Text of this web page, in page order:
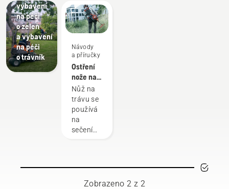
vybavení
na péči
o zeleň
a vybavení
na péči
o trávník
Návody
a příručky
Ostření
nože na
trávu
Nůž na
trávu se
používá
na
sečení
kterou
vyžínač
Zobrazeno 2 z 2